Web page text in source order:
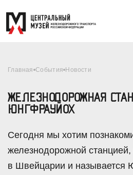
Главная События Новости
ЖЕЛЕЗНОДОРОЖНАЯ
ЮНГФРАУЙОХ
Сегодня мы хотим
железнодорожной станцией,
в Швейцарии и называется